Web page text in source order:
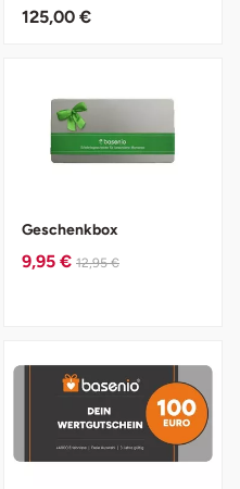
125,00 €
Geschenkbox
9,95 € 12,95 €